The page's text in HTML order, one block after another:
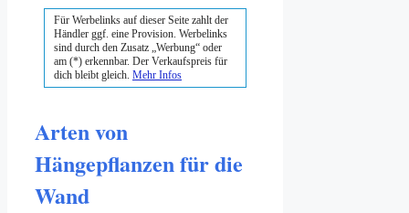
Für Werbelinks auf dieser Seite zahlt der
Händler ggf. eine Provision. Werbelinks
sind durch den Zusatz „Werbung“ oder
am (*) erkennbar. Der Verkaufspreis für
dich bleibt gleich. Mehr Infos
Arten von
Hängepflanzen für die
Wand